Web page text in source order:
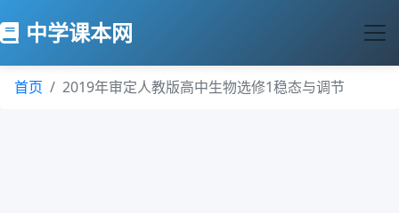
中学课本网
首页 2019年审定人教版高中生物选修1稳态与调节